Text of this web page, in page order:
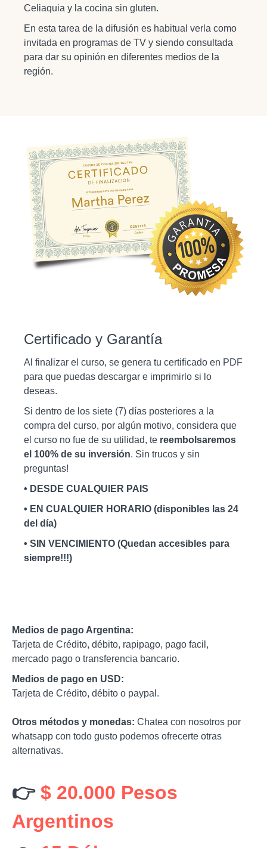
Celiaquia y la cocina sin gluten.
En esta tarea de la difusión es habitual verla como
invitada en programas de TV y siendo consultada
para dar su opinión en diferentes medios de la
región.
Certificado y Garantía
Al finalizar el curso, se genera tu certificado en PDF
para que puedas descargar e imprimirlo si lo
deseas.
Si dentro de los siete (7) días posteriores a la
compra del curso, por algún motivo, considera que
el curso no fue de su utilidad, te reembolsaremos
el 100% de su inversión. Sin trucos y sin
preguntas!
• DESDE CUALQUIER PAIS
• EN CUALQUIER HORARIO (disponibles las 24
del día)
• SIN VENCIMIENTO (Quedan accesibles para
siempre!!!)
Medios de pago Argentina:
Tarjeta de Crédito, débito, rapipago, pago facil,
mercado pago o transferencia bancario.
Medios de pago en USD:
Tarjeta de Crédito, débito o paypal.
Otros métodos y monedas: Chatea con nosotros por
whatsapp con todo gusto podemos ofrecerte otras
alternativas.
👉 $ 20.000 Pesos
Argentinos